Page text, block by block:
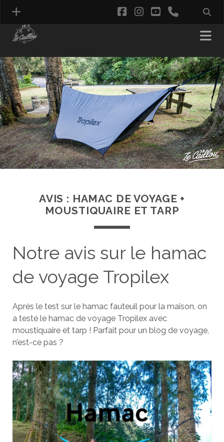
facebook
instagram
youtubephone
AVIS : HAMAC DE VOYAGE +
MOUSTIQUAIRE ET TARP
Notre avis sur le hamac
de voyage Tropilex
Après le test sur le hamac fauteuil pour la maison, on
a testé le hamac de voyage Tropilex avec
moustiquaire et tarp ! Parfait pour un blog de voyage,
n’est-ce pas ?